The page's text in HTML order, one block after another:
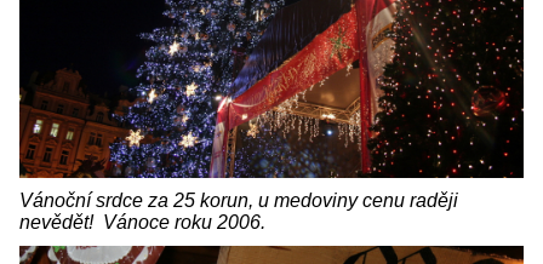
Vánoční srdce za 25 korun, u medoviny cenu raději
nevědět! Vánoce roku 2006.